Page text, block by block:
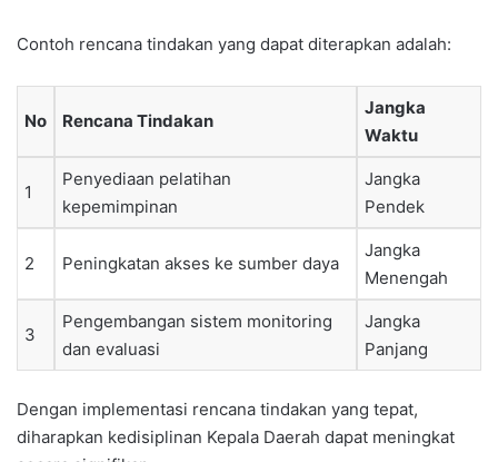
Contoh rencana tindakan yang dapat diterapkan adalah:
No Rencana Tindakan
Jangka
Waktu
1
Penyediaan pelatihan
kepemimpinan
Jangka
Pendek
2 Peningkatan akses ke sumber daya
Jangka
Menengah
3
Pengembangan sistem monitoring
dan evaluasi
Jangka
Panjang
Dengan implementasi rencana tindakan yang tepat,
diharapkan kedisiplinan Kepala Daerah dapat meningkat